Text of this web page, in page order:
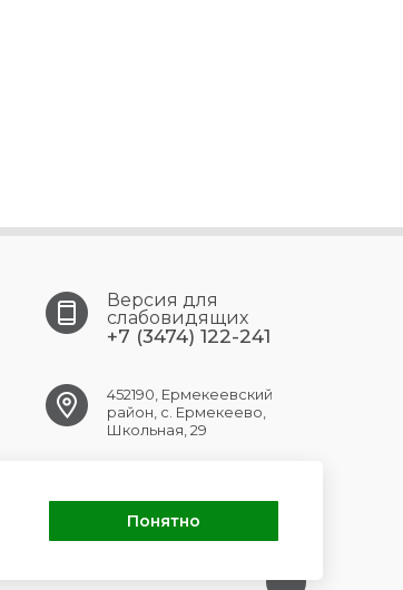
Версия для
слабовидящих
+7 (3474) 122-241
452190, Ермекеевский
район, с. Ермекеево,
Школьная, 29
Понятно